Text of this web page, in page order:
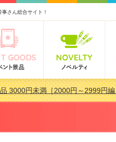
さん総合サイト！
3000円未満［2000円～2999円
おすすめ金額別人気ランキング